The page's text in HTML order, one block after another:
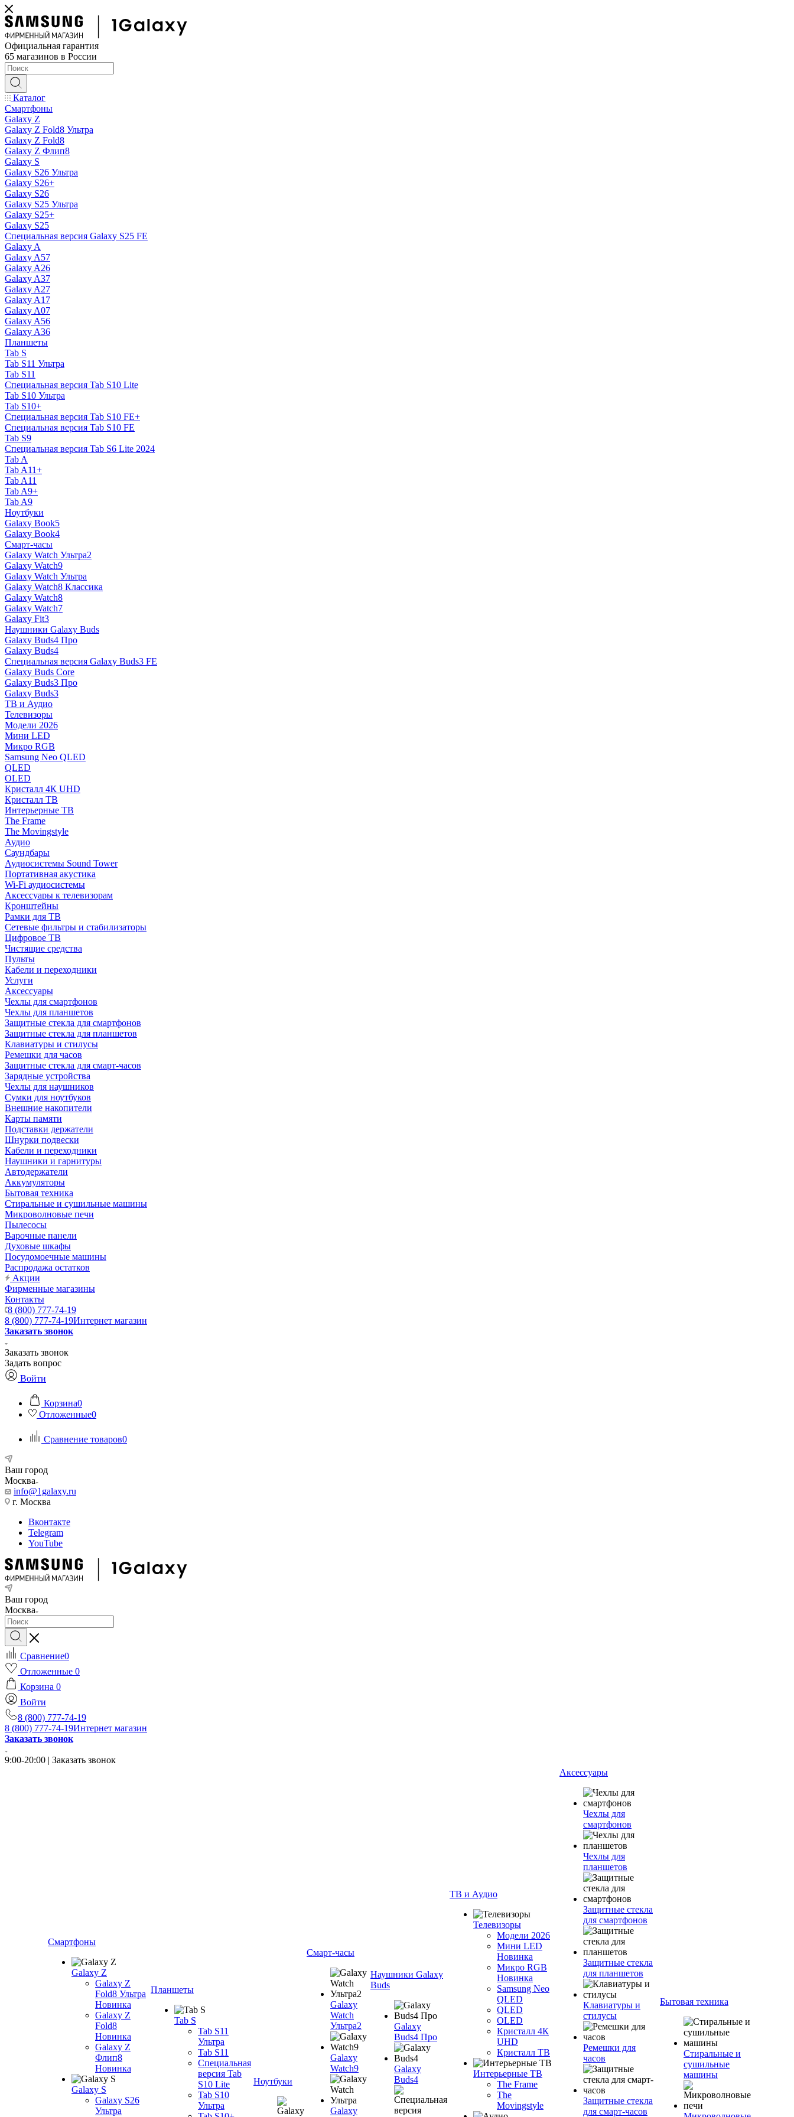
Официальная гарантия
65 магазинов в России
Каталог
Смартфоны
Galaxy Z
Galaxy Z Fold8 Ультра
Galaxy Z Fold8
Galaxy Z Флип8
Galaxy S
Galaxy S26 Ультра
Galaxy S26+
Galaxy S26
Galaxy S25 Ультра
Galaxy S25+
Galaxy S25
Специальная версия Galaxy S25 FE
Galaxy A
Galaxy A57
Galaxy A26
Galaxy A37
Galaxy A27
Galaxy A17
Galaxy A07
Galaxy A56
Galaxy A36
Планшеты
Tab S
Tab S11 Ультра
Tab S11
Специальная версия Tab S10 Lite
Tab S10 Ультра
Tab S10+
Специальная версия Tab S10 FE+
Специальная версия Tab S10 FE
Tab S9
Специальная версия Tab S6 Lite 2024
Tab A
Tab A11+
Tab A11
Tab A9+
Tab A9
Ноутбуки
Galaxy Book5
Galaxy Book4
Смарт-часы
Galaxy Watch Ультра2
Galaxy Watch9
Galaxy Watch Ультра
Galaxy Watch8 Классика
Galaxy Watch8
Galaxy Watch7
Galaxy Fit3
Наушники Galaxy Buds
Galaxy Buds4 Про
Galaxy Buds4
Специальная версия Galaxy Buds3 FE
Galaxy Buds Core
Galaxy Buds3 Про
Galaxy Buds3
ТВ и Аудио
Телевизоры
Модели 2026
Мини LED
Микро RGB
Samsung Neo QLED
QLED
OLED
Кристалл 4К UHD
Кристалл ТВ
Интерьерные ТВ
The Frame
The Movingstyle
Аудио
Саундбары
Аудиосистемы Sound Tower
Портативная акустика
Wi-Fi аудиосистемы
Аксессуары к телевизорам
Кронштейны
Рамки для ТВ
Сетевые фильтры и стабилизаторы
Цифровое ТВ
Чистящие средства
Пульты
Кабели и переходники
Услуги
Аксессуары
Чехлы для смартфонов
Чехлы для планшетов
Защитные стекла для смартфонов
Защитные стекла для планшетов
Клавиатуры и стилусы
Ремешки для часов
Защитные стекла для смарт-часов
Зарядные устройства
Чехлы для наушников
Сумки для ноутбуков
Внешние накопители
Карты памяти
Подставки держатели
Шнурки подвески
Кабели и переходники
Наушники и гарнитуры
Автодержатели
Аккумуляторы
Бытовая техника
Стиральные и сушильные машины
Микроволновые печи
Пылесосы
Варочные панели
Духовые шкафы
Посудомоечные машины
Распродажа остатков
Акции
Фирменные магазины
Контакты
8 (800) 777-74-19
8 (800) 777-74-19Интернет магазин
Заказать звонок
Заказать звонок
Задать вопрос
Войти
Корзина0
Отложенные0
Сравнение товаров0
Ваш город
Москва
info@1galaxy.ru
г. Москва
Вконтакте
Telegram
YouTube
Ваш город
Москва
Сравнение0
Отложенные 0
Корзина 0
Войти
8 (800) 777-74-19
8 (800) 777-74-19Интернет магазин
Заказать звонок
9:00-20:00 | Заказать звонок
Смартфоны
Galaxy Z
Galaxy Z
Fold8 Ультра
Новинка
Galaxy Z
Fold8
Новинка
Galaxy Z
Флип8
Новинка
Galaxy S
Galaxy S26
Ультра
Планшеты
Tab S
Tab S11
Ультра
Tab S11
Специальная
версия Tab
S10 Lite
Tab S10
Ультра
Ноутбуки
Смарт-часы
Galaxy
Watch
Ультра2
Galaxy
Watch9
Galaxy
Наушники Galaxy
Buds
Galaxy
Buds4 Про
Galaxy
Buds4
ТВ и Аудио
Телевизоры
Модели 2026
Мини LED
Новинка
Микро RGB
Новинка
Samsung Neo
QLED
QLED
OLED
Кристалл 4К
UHD
Кристалл ТВ
Интерьерные ТВ
The Frame
The
Movingstyle
Аксессуары
Чехлы для
смартфонов
Чехлы для
планшетов
Защитные стекла
для смартфонов
Защитные стекла
для планшетов
Клавиатуры и
стилусы
Ремешки для
часов
Защитные стекла
для смарт-часов
Бытовая техника
Стиральные и
сушильные
машины